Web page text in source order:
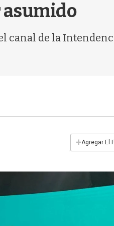
asumido
de la
+Agregar El